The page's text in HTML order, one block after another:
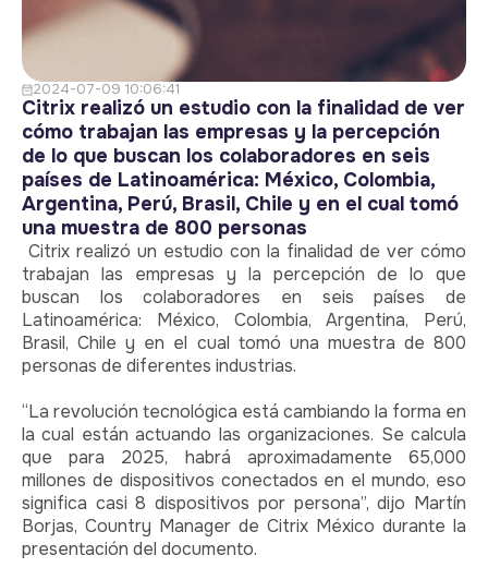
2024-07-09 10:06:41
Citrix realizó un estudio con la finalidad de ver
cómo trabajan las empresas y la percepción
de lo que buscan los colaboradores en seis
países de Latinoamérica: México, Colombia,
Argentina, Perú, Brasil, Chile y en el cual tomó
una muestra de 800 personas
Citrix realizó un estudio con la finalidad de ver cómo
trabajan las empresas y la percepción de lo que
buscan los colaboradores en seis países de
Latinoamérica: México, Colombia, Argentina, Perú,
Brasil, Chile y en el cual tomó una muestra de 800
personas de diferentes industrias.
“La revolución tecnológica está cambiando la forma en
la cual están actuando las organizaciones. Se calcula
que para 2025, habrá aproximadamente 65,000
millones de dispositivos conectados en el mundo, eso
significa casi 8 dispositivos por persona”, dijo Martín
Borjas, Country Manager de Citrix México durante la
presentación del documento.